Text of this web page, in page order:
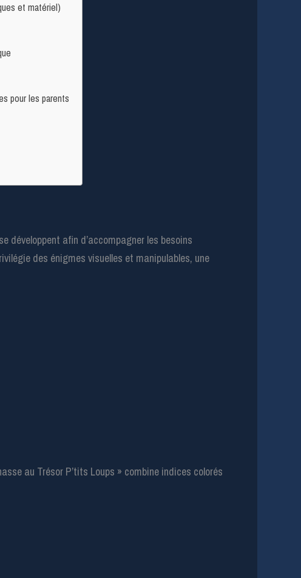
et matériel)
pour les parents
développent afin d’accompagner les besoins
des énigmes visuelles et manipulables, une
au Trésor P’tits Loups » combine indices colorés